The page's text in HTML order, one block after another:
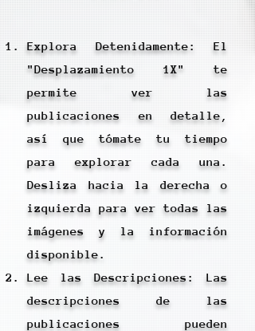
Explora Detenidamente: El
"Desplazamiento 1X" te
permite ver las
publicaciones en detalle,
así que tómate tu tiempo
para explorar cada una.
Desliza hacia la derecha o
izquierda para ver todas las
imágenes y la información
disponible.
Lee las Descripciones: Las
descripciones de las
publicaciones pueden